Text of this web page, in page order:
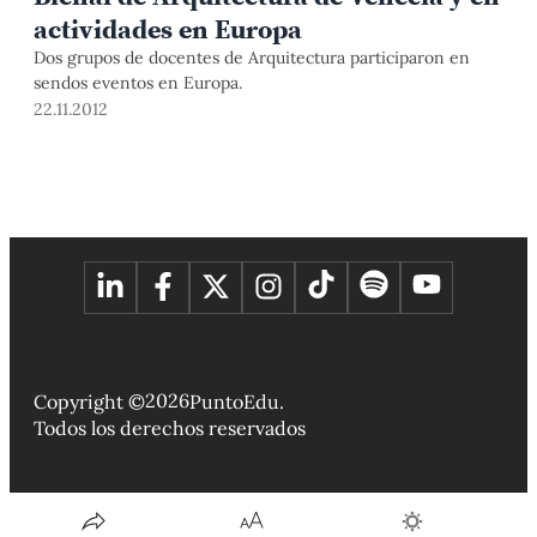
actividades en Europa
Dos grupos de docentes de Arquitectura participaron en
sendos eventos en Europa.
22.11.2012
Copyright ©2026PuntoEdu.
Todos los derechos reservados